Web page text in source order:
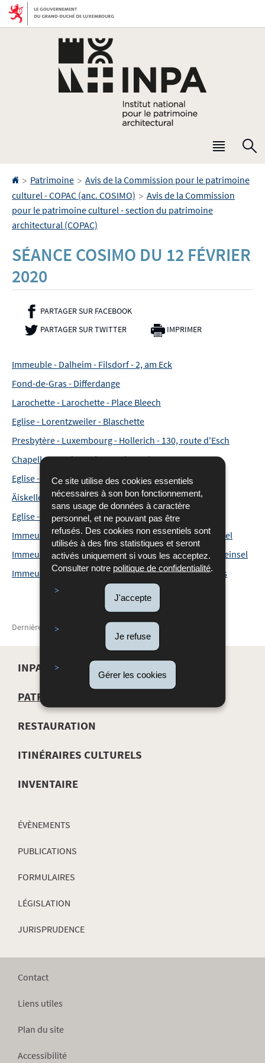
Ce site utilise des cookies essentiels
nécessaires à son bon fonctionnement,
sans usage de données à caractère
personnel, et ne pouvant pas être
refusés. Des cookies non essentiels sont
utilisés à des fins statistiques et seront
activés uniquement si vous les acceptez.
Consulter notre politique de confidentialité
J'accepte
Je refuse
Gérer les cookies
Aller
Aller
Menu
Accueil
> Patrimoine > Avis de la Commission pour le patrimoine
culturel - COPAC (anc. COSIMO) > Avis de la Commission
pour le patrimoine culturel - section du patrimoine
architectural (COPAC)
SÉANCE COSIMO DU 12 FÉVRIER
2020
PARTAGER SUR FACEBOOK- NOUVELLE FENÊTRE
PARTAGER SUR TWITTER- NOUVELLE FENÊTRE
IMPRIMER
Immeuble - Dalheim - Filsdorf - 2, am Eck
Fond-de-Gras - Differdange
Larochette - Larochette - Place Bleech
Eglise - Lorentzweiler - Blaschette
Presbytère - Luxembourg - Hollerich - 130, route d'Esch
Chapelle - Rambrouch - Rambrouch
Eglise - Rambrouch - Rambrouch
Äiskeller - Redange-sur-Attert - Redange-sur-Attert
Eglise - Sanem - Sanem
Immeuble - Walferdange - Bereldange - 57, rue de Bridel
Immeubles - Walferdange - Bereldange - 7-9, rue de Steinsel
Immeuble - Wincrange - Doennange - 28, Haaptstrooss
Dernière mise à jour 04/03/2021
MENU
DE
INPA
PATRIMOINE
RESTAURATION
ITINÉRAIRES CULTURELS
INVENTAIRE
ÉVÈNEMENTS
PUBLICATIONS
FORMULAIRES
LÉGISLATION
JURISPRUDENCE
Contact
Liens utiles
Plan du site
Accessibilité